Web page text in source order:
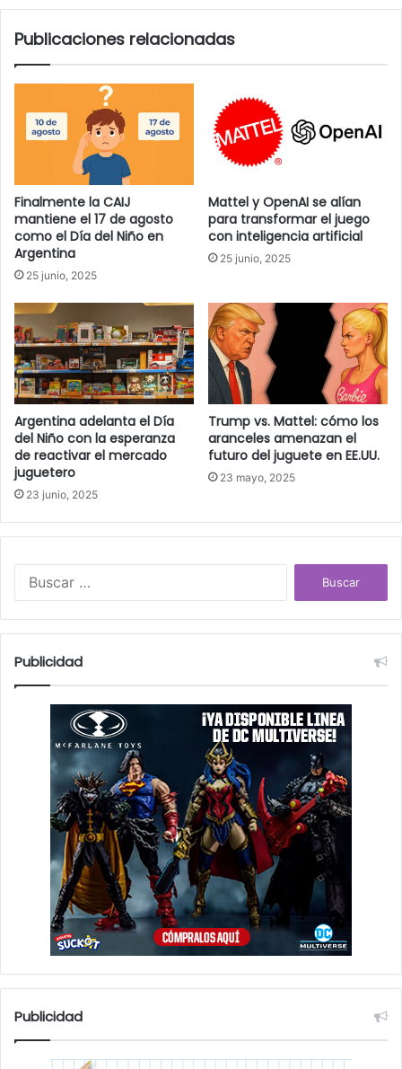
Publicaciones relacionadas
Finalmente la CAIJ
mantiene el 17 de agosto
como el Día del Niño en
Argentina
25 junio, 2025
Mattel y OpenAI se alían
para transformar el juego
con inteligencia artificial
25 junio, 2025
Argentina adelanta el Día
del Niño con la esperanza
de reactivar el mercado
juguetero
23 junio, 2025
Trump vs. Mattel: cómo los
aranceles amenazan el
futuro del juguete en EE.UU.
23 mayo, 2025
:
Publicidad
Publicidad